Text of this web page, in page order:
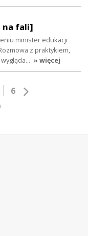
na fali]
minister edukacji
z praktykiem,
» więcej
6